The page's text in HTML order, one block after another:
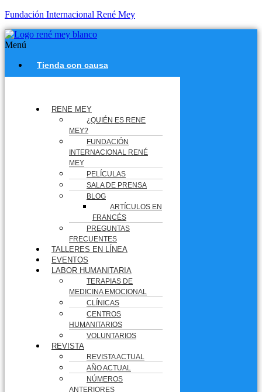
Fundación Internacional René Mey
Menú
Tienda con causa
RENE MEY
¿QUIÉN ES RENE
MEY?
FUNDACIÓN
INTERNACIONAL RENÉ
MEY
PELÍCULAS
SALA DE PRENSA
BLOG
ARTÍCULOS EN
FRANCÉS
PREGUNTAS
FRECUENTES
TALLERES EN LÍNEA
EVENTOS
LABOR HUMANITARIA
TERAPIAS DE
MEDICINA EMOCIONAL
CLÍNICAS
CENTROS
HUMANITARIOS
VOLUNTARIOS
REVISTA
REVISTA ACTUAL
AÑO ACTUAL
NÚMEROS
ANTERIORES